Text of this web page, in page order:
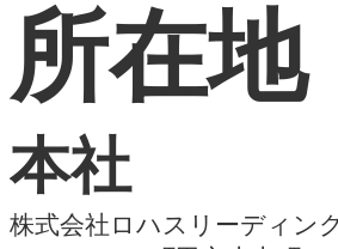
所在地
本社
株式会社ロハスリーディン